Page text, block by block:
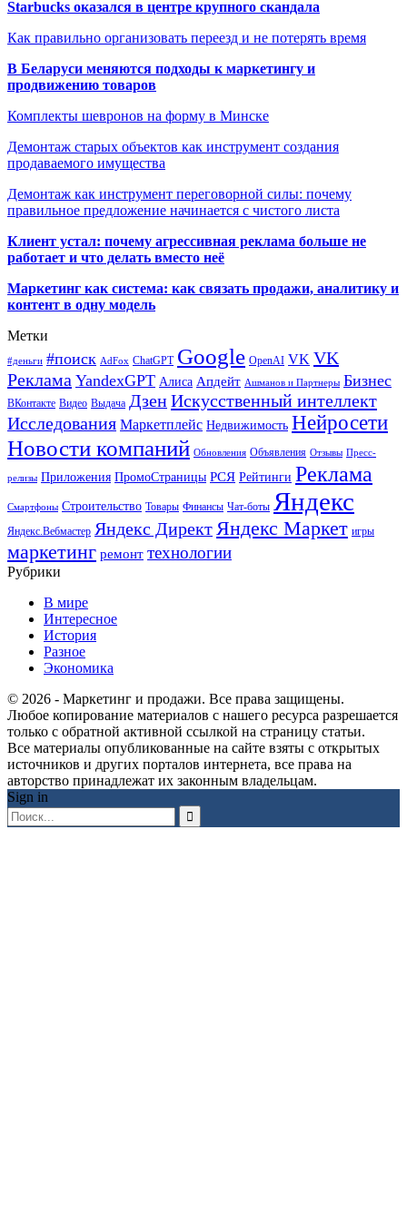
Starbucks оказался в центре крупного скандала
Как правильно организовать переезд и не потерять время
В Беларуси меняются подходы к маркетингу и
продвижению товаров
Комплекты шевронов на форму в Минске
Демонтаж старых объектов как инструмент создания
продаваемого имущества
Демонтаж как инструмент переговорной силы: почему
правильное предложение начинается с чистого листа
Клиент устал: почему агрессивная реклама больше не
работает и что делать вместо неё
Маркетинг как система: как связать продажи, аналитику и
контент в одну модель
Метки
#деньги #поиск AdFox ChatGPT Google OpenAI VK VK
Реклама YandexGPT Алиса Апдейт Ашманов и Партнеры Бизнес
ВКонтакте Видео Выдача ДзенИскусственный интеллект
Исследования Маркетплейс Недвижимость Нейросети
Новости компаний Обновления Объявления Отзывы Пресс-
релизы Приложения ПромоСтраницы РСЯ Рейтинги Реклама
Смартфоны Строительство Товары Финансы Чат-боты Яндекс
Яндекс.Вебмастер Яндекс Директ Яндекс Маркет игры
маркетинг ремонт технологии
Рубрики
В мире
Интересное
История
Разное
Экономика
© 2026 - Маркетинг и продажи. Все права защищены.
Любое копирование материалов с нашего ресурса разрешается
только с обратной активной ссылкой на страницу статьи.
Все материалы опубликованные на сайте взяты с открытых
источников и других порталов интернета, все права на
авторство принадлежат их законным владельцам.
Sign in